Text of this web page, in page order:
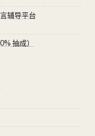
辅导平台
抽成）